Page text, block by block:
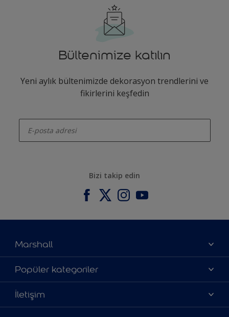
Bültenimize katılın
Yeni aylık bültenimizde dekorasyon trendlerini ve
fikirlerini keşfedin
Bizi takip edin
Marshall
Hakkımızda
Yatırımcı İlişkileri
Bilgi Toplum Hizmetleri
Popüler kategoriler
Renklerimiz
Ürünlerimiz
İletişim